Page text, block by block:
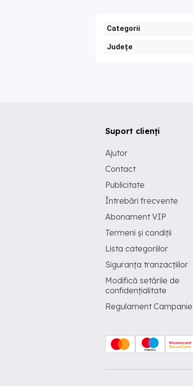
Categorii
Județe
Suport clienți
Ajutor
Contact
Publicitate
Întrebări frecvente
Abonament VIP
Termeni și condiții
Lista categoriilor
Siguranța tranzacțiilor
Modifică setările de
confidențialitate
Regulament Campanie